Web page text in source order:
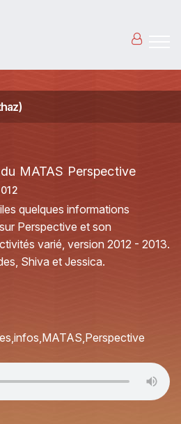
MATAS Perspective
quelques informations
Perspective et son
varié, version 2012 - 2013.
Shiva et Jessica.
infos MATAS Perspective